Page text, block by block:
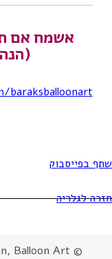
אשמח אם
שתף בפייסבוק
חזרה לגלריה
© All Rights Reserved to Barak Dagan, Balloon Art